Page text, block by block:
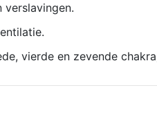
verslavingen.
vierde en zevende